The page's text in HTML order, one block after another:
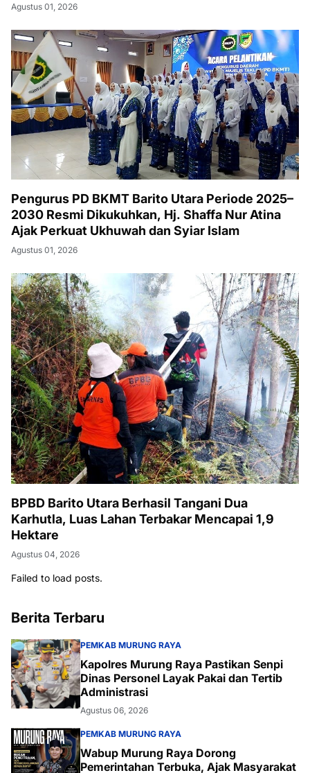
Agustus 01, 2026
Pengurus PD BKMT Barito Utara Periode 2025–
2030 Resmi Dikukuhkan, Hj. Shaffa Nur Atina
Ajak Perkuat Ukhuwah dan Syiar Islam
Agustus 01, 2026
BPBD Barito Utara Berhasil Tangani Dua
Karhutla, Luas Lahan Terbakar Mencapai 1,9
Hektare
Agustus 04, 2026
Failed to load posts.
Berita Terbaru
PEMKAB MURUNG RAYA
Kapolres Murung Raya Pastikan Senpi
Dinas Personel Layak Pakai dan Tertib
Administrasi
Agustus 06, 2026
PEMKAB MURUNG RAYA
Wabup Murung Raya Dorong
Pemerintahan Terbuka, Ajak Masyarakat